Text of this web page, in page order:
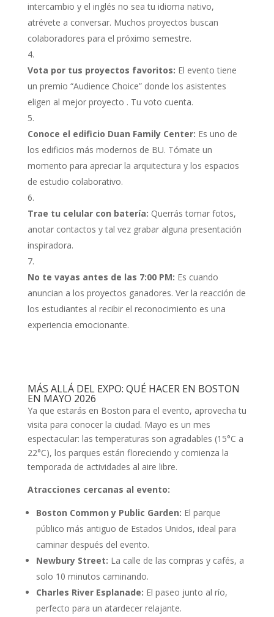
intercambio y el inglés no sea tu idioma nativo,
atrévete a conversar. Muchos proyectos buscan
colaboradores para el próximo semestre.
Vota por tus proyectos favoritos: El evento tiene
un premio “Audience Choice” donde los asistentes
eligen al mejor proyecto . Tu voto cuenta.
Conoce el edificio Duan Family Center: Es uno de
los edificios más modernos de BU. Tómate un
momento para apreciar la arquitectura y los espacios
de estudio colaborativo.
Trae tu celular con batería: Querrás tomar fotos,
anotar contactos y tal vez grabar alguna presentación
inspiradora.
No te vayas antes de las 7:00 PM: Es cuando
anuncian a los proyectos ganadores. Ver la reacción de
los estudiantes al recibir el reconocimiento es una
experiencia emocionante.
MÁS ALLÁ DEL EXPO: QUÉ HACER EN BOSTON
EN MAYO 2026
Ya que estarás en Boston para el evento, aprovecha tu
visita para conocer la ciudad. Mayo es un mes
espectacular: las temperaturas son agradables (15°C a
22°C), los parques están floreciendo y comienza la
temporada de actividades al aire libre.
Atracciones cercanas al evento:
Boston Common y Public Garden: El parque
público más antiguo de Estados Unidos, ideal para
caminar después del evento.
Newbury Street: La calle de las compras y cafés, a
solo 10 minutos caminando.
Charles River Esplanade: El paseo junto al río,
perfecto para un atardecer relajante.